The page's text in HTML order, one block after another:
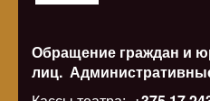
Обращение граждан и
лиц.